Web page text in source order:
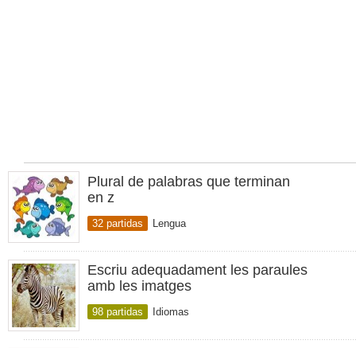
Plural de palabras que terminan
en z
32 partidas Lengua
Escriu adequadament les paraules
amb les imatges
98 partidas Idiomas